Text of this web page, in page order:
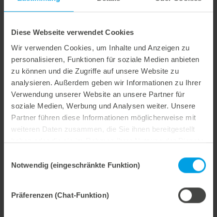
Diese Webseite verwendet Cookies
Wir verwenden Cookies, um Inhalte und Anzeigen zu
personalisieren, Funktionen für soziale Medien anbieten
zu können und die Zugriffe auf unsere Website zu
analysieren. Außerdem geben wir Informationen zu Ihrer
Verwendung unserer Website an unsere Partner für
soziale Medien, Werbung und Analysen weiter. Unsere
Partner führen diese Informationen möglicherweise mit
weiteren Daten zusammen, die Sie ihnen bereitgestellt
haben oder die sie im Rahmen Ihrer Nutzung der Dienste
Notwendig (eingeschränkte Funktion)
Präferenzen (Chat-Funktion)
Werkzeuge mit höchster Qualität, die dank der
Optionen wählen, so dass für jede Anforderung die
passende Maschine geliefert werden kann.
Wir treiben unser Engagement für Nachhaltigkeit konsequent weiter voran. Mit der Veröffentlichung des vierten Nachhaltigkeitsberichts dokumentieren wir erneut unsere Fortschritte auf dem Weg zu einer nachhaltigen Unternehmensführung.